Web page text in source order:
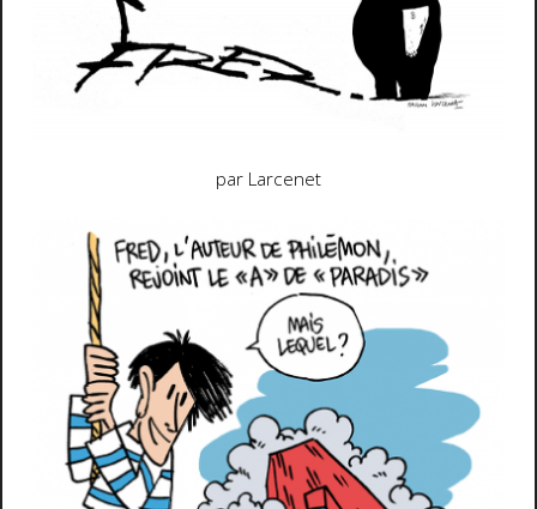
par Larcenet